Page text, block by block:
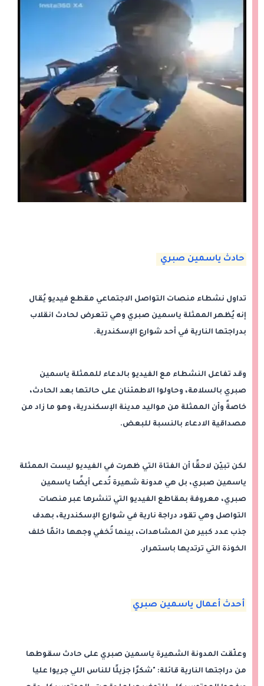
حادث ياسمين صبري
تداول نشطاء منصات التواصل الاجتماعي مقطع فيديو يُقال
إنه يُظهر الممثلة ياسمين صبري وهي تتعرض لحادث انقلاب
بدراجتها النارية في أحد شوارع الإسكندرية.
وقد تفاعل النشطاء مع الفيديو بالدعاء للممثلة ياسمين
صبري بالسلامة، وحاولوا الاطمئنان على حالتها بعد الحادث،
خاصةً وأن الممثلة من مواليد مدينة الإسكندرية، وهو ما زاد من
مصداقية الادعاء بالنسبة للبعض.
لكن تبيّن لاحقًا أن الفتاة التي ظهرت في الفيديو ليست الممثلة
ياسمين صبري، بل هي مدونة شهيرة تُدعى أيضًا ياسمين
صبري، معروفة بمقاطع الفيديو التي تنشرها عبر منصات
التواصل وهي تقود دراجة نارية في شوارع الإسكندرية، بهدف
جذب عدد كبير من المشاهدات، بينما تُخفي وجهها دائمًا خلف
الخوذة التي ترتديها باستمرار.
أحدث أعمال ياسمين صبري
وعلّقت المدونة الشهيرة ياسمين صبري على حادث سقوطها
من دراجتها النارية قائلة: "شكرًا جزيلًا للناس اللي جريوا عليا